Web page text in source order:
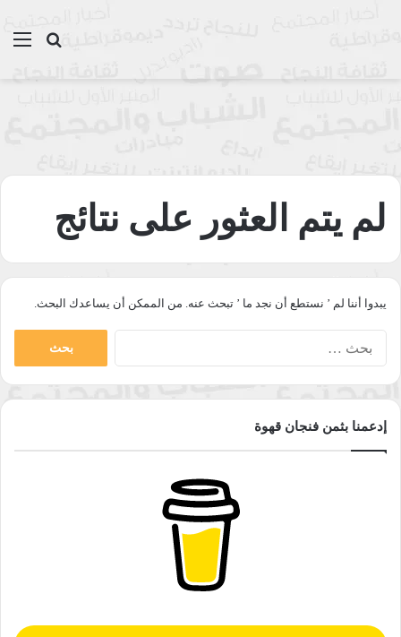
بحث
لم يتم العثور على نتائج
يبدوا أننا لم ’ نستطع أن نجد ما ’ تبحث عنه. من الممكن أن يساعدك البحث.
إدعمنا بثمن فنجان قهوة